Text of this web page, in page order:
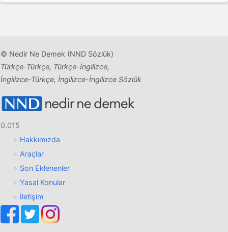
© Nedir Ne Demek (NND Sözlük)
Türkçe-Türkçe, Türkçe-İngilizce,
İngilizce-Türkçe, İngilizce-İngilizce Sözlük
0.015
Hakkımızda
Araçlar
Son Eklenenler
Yasal Konular
İletişim